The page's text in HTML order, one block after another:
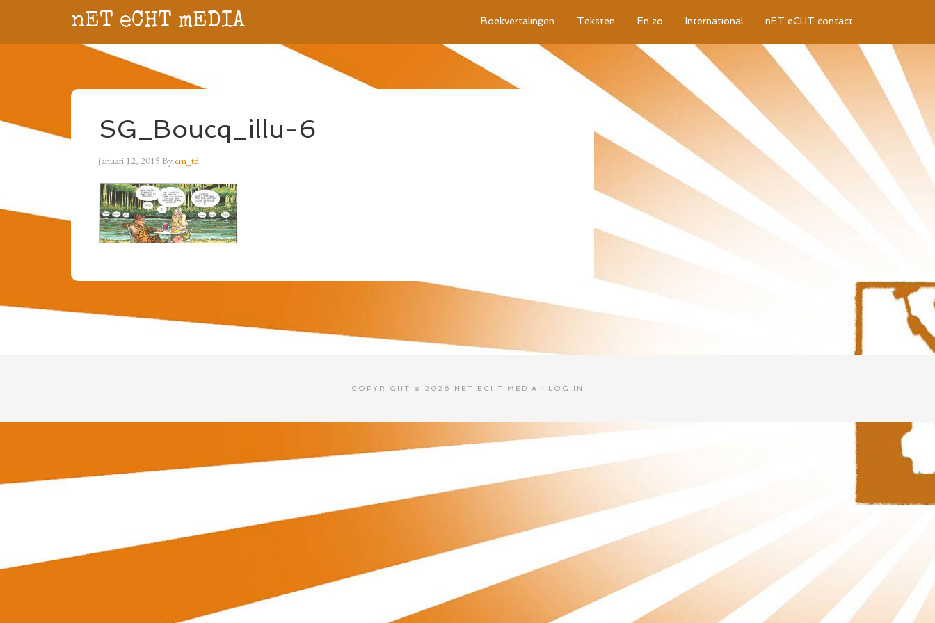
nET eCHT mEDIA Boekvertalingen Teksten En zo International nET eCHT contact
SG_Boucq_illu-6
januari 12, 2015 Byem_td
COPYRIGHT © 2026 NET ECHT MEDIA · LOG IN